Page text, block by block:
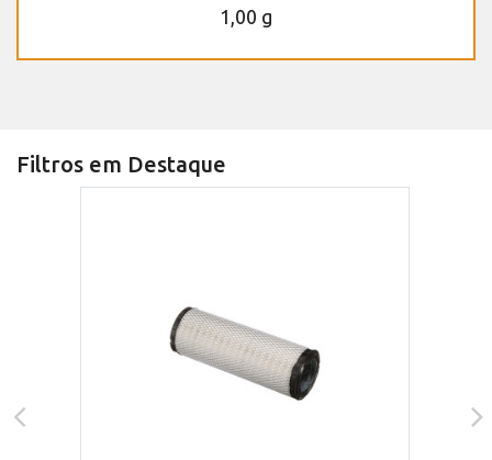
1,00 g
Filtros em Destaque